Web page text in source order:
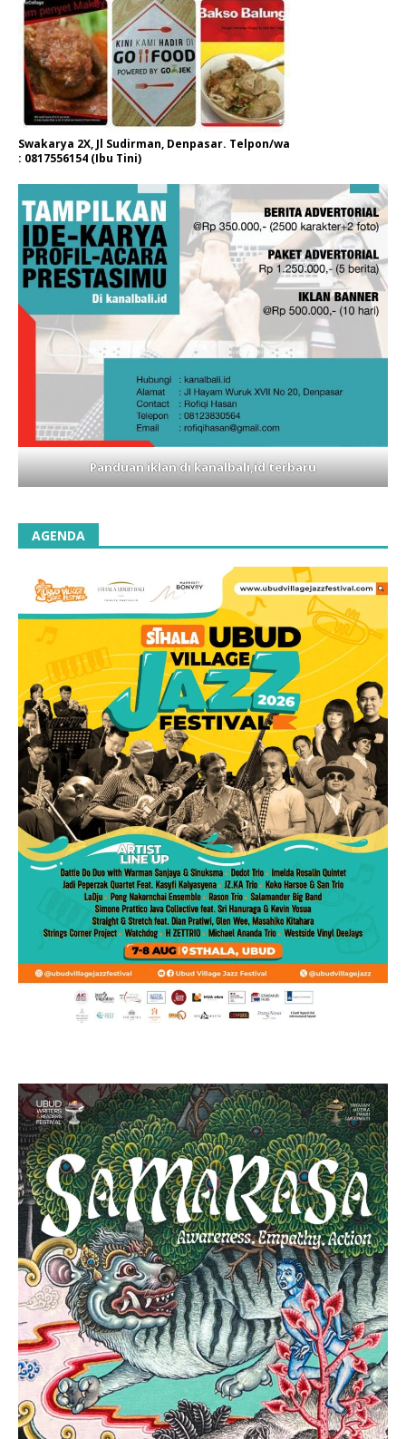
Swakarya 2X, Jl Sudirman, Denpasar. Telpon/wa
: 0817556154 (Ibu Tini)
Panduan iklan di kanalbali,id terbaru
AGENDA